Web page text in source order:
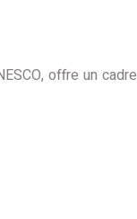
offre un cadre